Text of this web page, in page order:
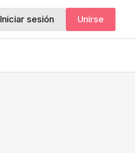
Iniciar sesión Unirse